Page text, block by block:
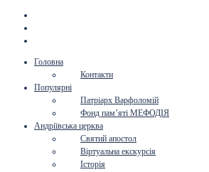
Головна
Контакти
Популярні
Патріарх Варфоломій
Фонд пам’яті МЕФОДІЯ
Андріївська церква
Святий апостол
Віртуальна екскурсія
Історія